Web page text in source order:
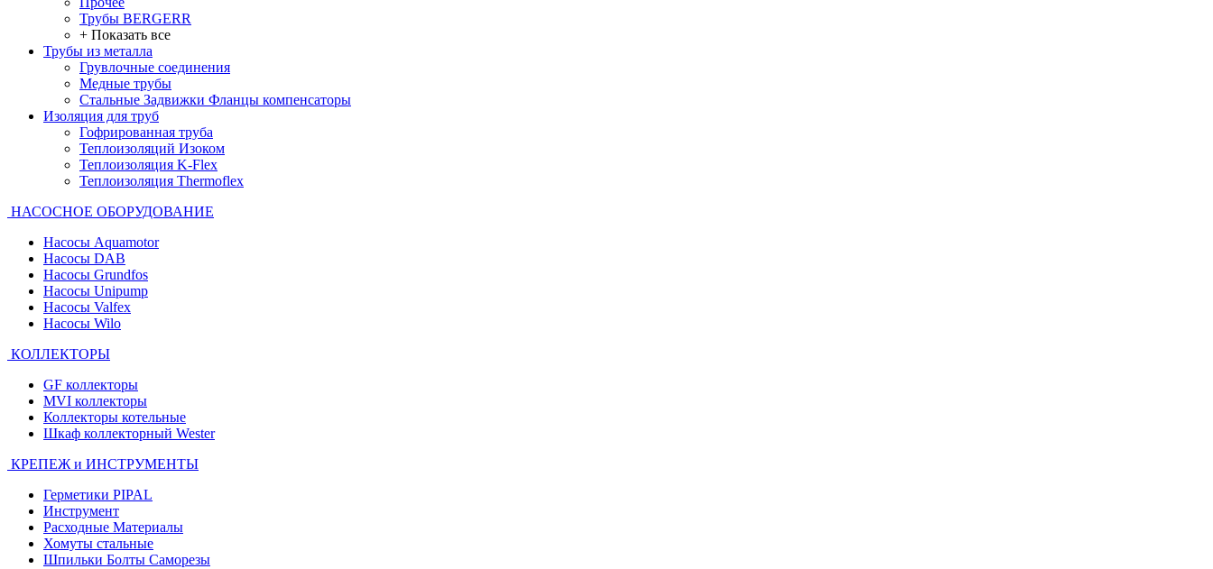
Трубы BERGERR
+ Показать все
Трубы из металла
Грувлочные соединения
Медные трубы
Стальные Задвижки Фланцы компенсаторы
Изоляция для труб
Гофрированная труба
Теплоизоляций Изоком
Теплоизоляция K-Flex
Теплоизоляция Thermoflex
НАСОСНОЕ ОБОРУДОВАНИЕ
Насосы Aquamotor
Насосы DAB
Насосы Grundfos
Насосы Unipump
Насосы Valfex
Насосы Wilo
КОЛЛЕКТОРЫ
GF коллекторы
MVI коллекторы
Коллекторы котельные
Шкаф коллекторный Wester
КРЕПЕЖ и ИНСТРУМЕНТЫ
Герметики PIPAL
Инструмент
Расходные Материалы
Хомуты стальные
Шпильки Болты Саморезы